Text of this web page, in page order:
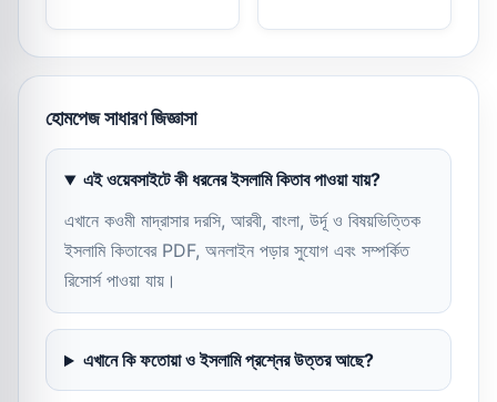
হোমপেজ সাধারণ জিজ্ঞাসা
এই ওয়েবসাইটে কী ধরনের ইসলামি কিতাব পাওয়া যায়?
এখানে কওমী মাদ্রাসার দরসি, আরবী, বাংলা, উর্দূ ও বিষয়ভিত্তিক
ইসলামি কিতাবের PDF, অনলাইন পড়ার সুযোগ এবং সম্পর্কিত
রিসোর্স পাওয়া যায়।
এখানে কি ফতোয়া ও ইসলামি প্রশ্নের উত্তর আছে?